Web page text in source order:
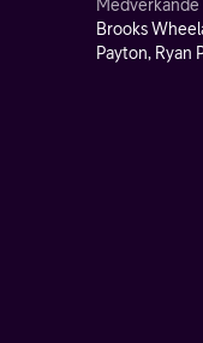
Medverkande
Brooks
Payton, Ryan